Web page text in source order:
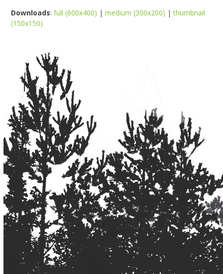
Downloads:full (600x400) |medium (300x200) |thumbnail
(150x150)